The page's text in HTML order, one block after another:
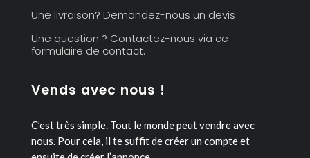
Une livraison? Demandez-nous un devis
Une question ? Contactez-nous via ce
formulaire de contact.
Vends avec nous !
C’est très simple. Tout le monde peut vendre avec
nous. Pour cela, il te suffit de créer un compte et